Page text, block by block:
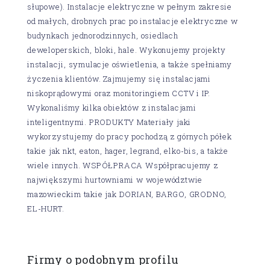
słupowe). Instalacje elektryczne w pełnym zakresie
od małych, drobnych prac po instalacje elektryczne w
budynkach jednorodzinnych, osiedlach
deweloperskich, bloki, hale. Wykonujemy projekty
instalacji, symulacje oświetlenia, a także spełniamy
życzenia klientów. Zajmujemy się instalacjami
niskoprądowymi oraz monitoringiem CCTV i IP.
Wykonaliśmy kilka obiektów z instalacjami
inteligentnymi. PRODUKTY Materiały jaki
wykorzystujemy do pracy pochodzą z górnych półek
takie jak nkt, eaton, hager, legrand, elko-bis, a także
wiele innych. WSPÓŁPRACA Współpracujemy z
największymi hurtowniami w województwie
mazowieckim takie jak DORIAN, BARGO, GRODNO,
EL-HURT.
Firmy o podobnym profilu